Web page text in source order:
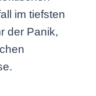
im tiefsten
der Panik,